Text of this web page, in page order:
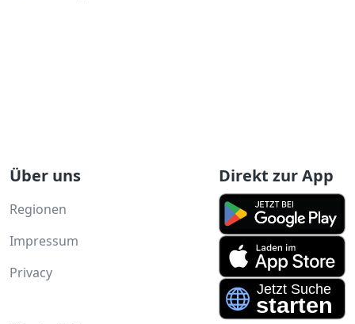
Über uns
Regionen
Impressum
Privacy
Direkt zur App